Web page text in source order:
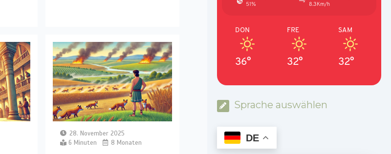
28. November 2025
6 Minuten
8 Monaten
51%
8.3Km/h
DON
36°
FRE
32°
SAM
32°
Sprache auswählen
DE